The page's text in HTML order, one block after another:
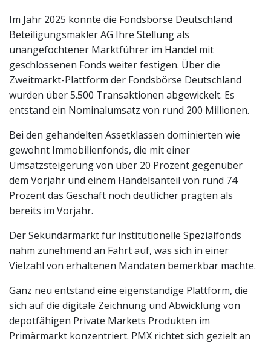
Im Jahr 2025 konnte die Fondsbörse Deutschland
Beteiligungsmakler AG Ihre Stellung als
unangefochtener Marktführer im Handel mit
geschlossenen Fonds weiter festigen. Über die
Zweitmarkt-Plattform der Fondsbörse Deutschland
wurden über 5.500 Transaktionen abgewickelt. Es
entstand ein Nominalumsatz von rund 200 Millionen.
Bei den gehandelten Assetklassen dominierten wie
gewohnt Immobilienfonds, die mit einer
Umsatzsteigerung von über 20 Prozent gegenüber
dem Vorjahr und einem Handelsanteil von rund 74
Prozent das Geschäft noch deutlicher prägten als
bereits im Vorjahr.
Der Sekundärmarkt für institutionelle Spezialfonds
nahm zunehmend an Fahrt auf, was sich in einer
Vielzahl von erhaltenen Mandaten bemerkbar machte.
Ganz neu entstand eine eigenständige Plattform, die
sich auf die digitale Zeichnung und Abwicklung von
depotfähigen Private Markets Produkten im
Primärmarkt konzentriert. PMX richtet sich gezielt an